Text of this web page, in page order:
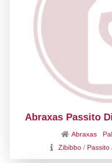
Abraxas Passito
Abraxas
Zibibbo / Passito